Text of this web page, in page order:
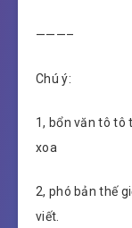
———–
Chú ý:
1, bổn văn tô tô
xoa
2, phó bản thế
viết.